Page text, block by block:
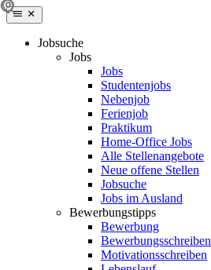
Jobsuche
Jobs
Jobs
Studentenjobs
Nebenjob
Ferienjob
Praktikum
Home-Office Jobs
Alle Stellenangebote
Neue offene Stellen
Jobsuche
Jobs im Ausland
Bewerbungstipps
Bewerbung
Bewerbungsschreiben
Motivationsschreiben